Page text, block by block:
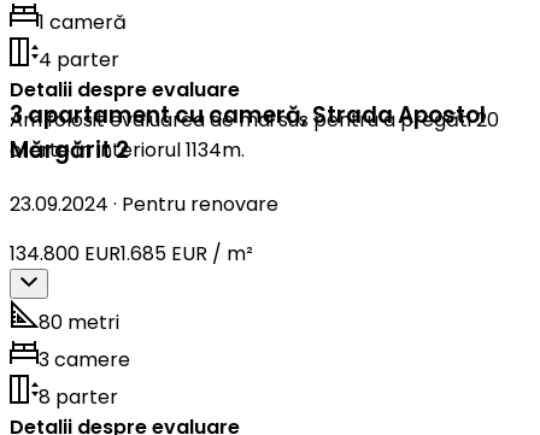
1 cameră
4 parter
Detalii despre evaluare
Am folosit evaluarea de mai sus pentru a pregăti 20
oferte în interiorul 1134m.
3 apartament cu cameră,Strada Apostol
Mărgărit 2
23.09.2024 · Pentru renovare
134.800 EUR1.685 EUR / m²
80 metri
3 camere
8 parter
Detalii despre evaluare